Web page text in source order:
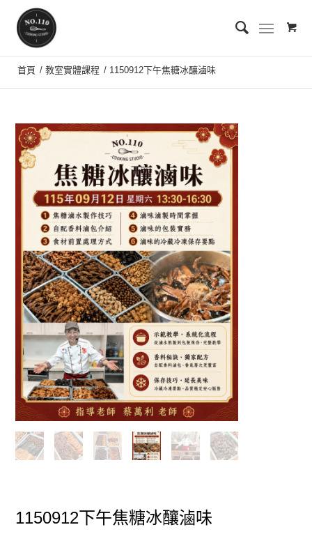
首頁 / 教室實體課程 / 1150912下午焦糖冰釀滷味
1150912下午焦糖冰釀滷味